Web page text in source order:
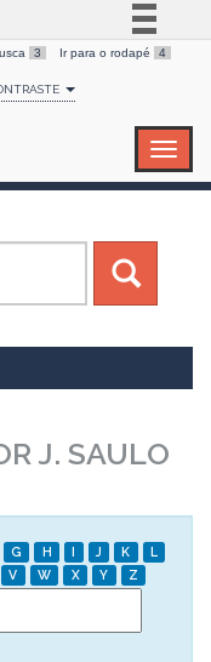
Simplifique!
Comunica BR
Canais
3 Ir para o rodapé 4
J. SAULO
G H I J K
L
V W X Y Z